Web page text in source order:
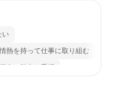
い
情熱を持って仕事に取り組む
個人の能力を重視